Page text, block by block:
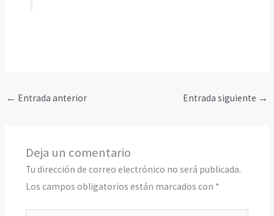
← Entrada anterior Entrada siguiente →
Deja un comentario
Tu dirección de correo electrónico no será publicada.
Los campos obligatorios están marcados con *